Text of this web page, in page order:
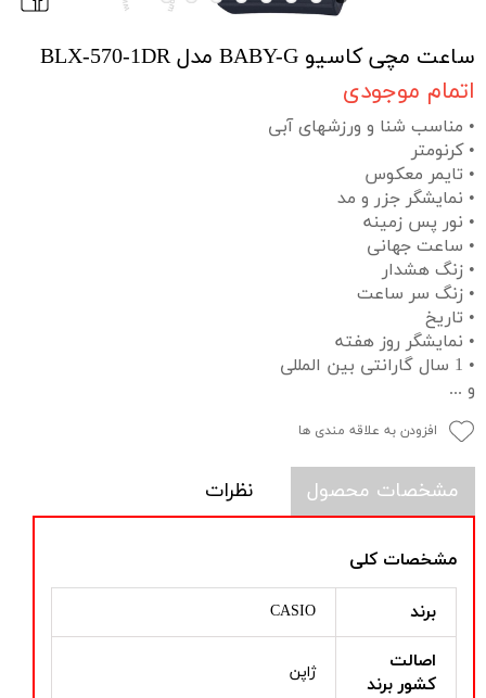
ساعت مچی کاسیو BABY-G مدل BLX-570-1DR
اتمام موجودی
• مناسب شنا و ورزشهای آبی
• کرنومتر
• تایمر معکوس
• نمایشگر جزر و مد
• نور پس زمینه
• ساعت جهانی
• زنگ هشدار
• زنگ سر ساعت
• تاریخ
• نمایشگر روز هفته
• 1 سال گارانتی بین المللی
و ...
افزودن به علاقه مندی ها
مشخصات محصول نظرات
مشخصات کلی
برند CASIO
اصالت
کشور برند
ژاپن